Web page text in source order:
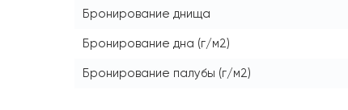
Бронирование днища
Бронирование дна (г/м2)
Бронирование палубы (г/м2)